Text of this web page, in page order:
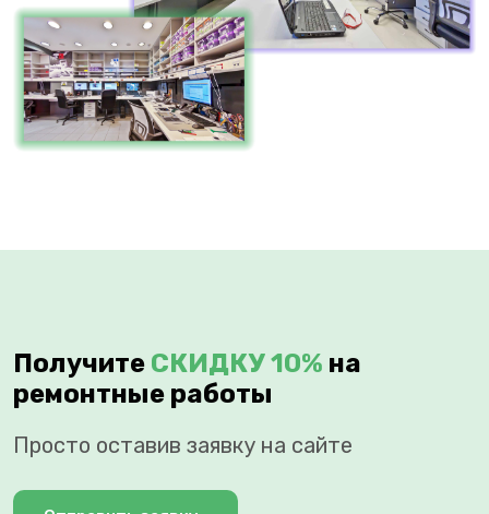
Получите СКИДКУ 10% на
ремонтные работы
Просто оставив заявку на сайте